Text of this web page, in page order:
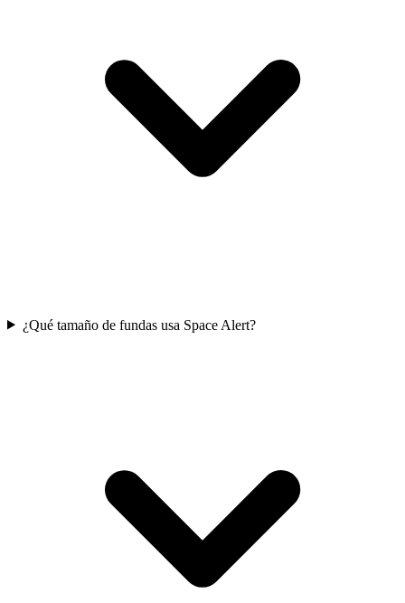
¿Qué tamaño de fundas usa Space Alert?